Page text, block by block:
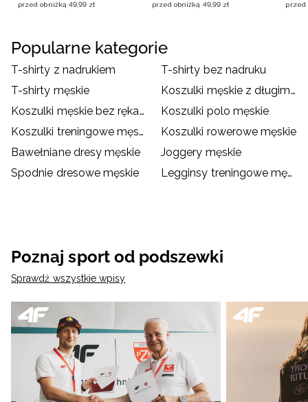
przed obniżką 49,99 zł
przed obniżką 49,99 zł
przed
Popularne kategorie
T-shirty z nadrukiem
T-shirty bez nadruku
T-shirty męskie
Koszulki męskie z długim rękawem
Koszulki męskie bez rękawów
Koszulki polo męskie
Koszulki treningowe męskie
Koszulki rowerowe męskie
Bawełniane dresy męskie
Joggery męskie
Spodnie dresowe męskie
Legginsy treningowe męskie
Poznaj sport od podszewki
Sprawdź wszystkie wpisy